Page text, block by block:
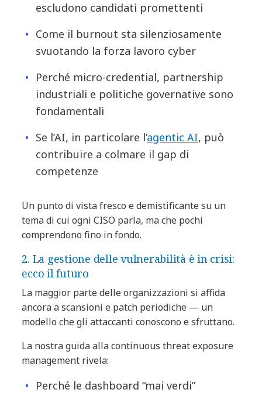
escludono candidati promettenti
Come il burnout sta silenziosamente
svuotando la forza lavoro cyber
Perché micro-credential, partnership
industriali e politiche governative sono
fondamentali
Se l’AI, in particolare l’agentic AI, può
contribuire a colmare il gap di
competenze
Un punto di vista fresco e demistificante su un
tema di cui ogni CISO parla, ma che pochi
comprendono fino in fondo.
2. La gestione delle vulnerabilità è in crisi:
ecco il futuro
La maggior parte delle organizzazioni si affida
ancora a scansioni e patch periodiche — un
modello che gli attaccanti conoscono e sfruttano.
La nostra guida alla continuous threat exposure
management rivela:
Perché le dashboard “mai verdi”